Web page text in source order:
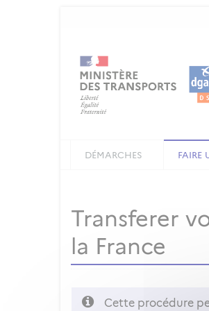
DÉMARCHES FAIRE
Transferer
la France
Cette procédure